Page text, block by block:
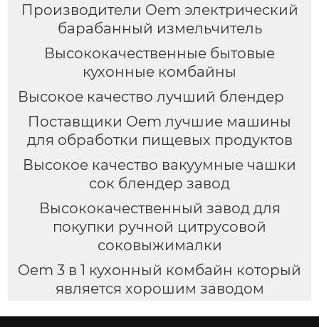
Производители Oem электрический
барабанный измельчитель
Высококачественные бытовые
кухонные комбайны
Высокое качество лучший блендер
Поставщики Oem лучшие машины
для обработки пищевых продуктов
Высокое качество вакуумные чашки
сок блендер завод
Высококачественный завод для
покупки ручной цитрусовой
соковыжималки
Oem 3 в 1 кухонный комбайн который
является хорошим заводом